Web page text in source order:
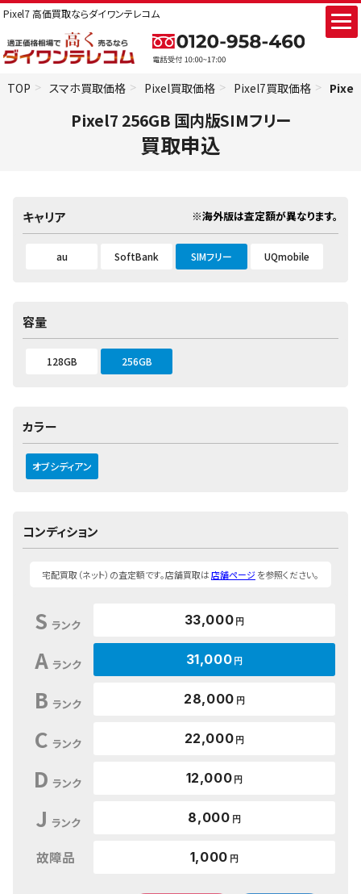
Pixel7 高価買取ならダイワンテレコム
TOP スマホ買取価格 Pixel買取価格 Pixel7買取価格
Pixel7 256GB 国内版SIMフリー
買取申込
キャリア ※海外版は査定額が異なります。
au SoftBank SIMフリー UQmobile
容量
128GB 256GB
カラー
オブシディアン
コンディション
宅配買取（ネット）の査定額です。店舗買取は店舗ページを参照ください。
S ランク 33,000 円
A ランク 31,000 円
B ランク 28,000 円
C ランク 22,000 円
D ランク 12,000 円
J ランク 8,000 円
故障品 1,000 円